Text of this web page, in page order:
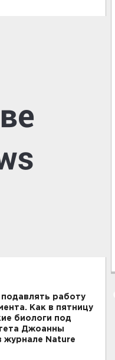
работу
Как в пятницу
биологи под
Джоанны
журналe Nature